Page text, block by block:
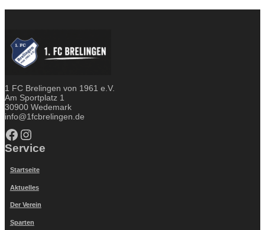
1 FC Brelingen von 1961 e.V.
Am Sportplatz 1
30900 Wedemark
info@1fcbrelingen.de
Facebook Instagram
Service
Startseite
Aktuelles
Der Verein
Sparten